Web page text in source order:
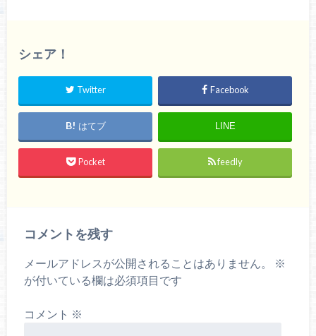
シェア！
Twitter Facebook
はてブ LINE
Pocket feedly
コメントを残す
メールアドレスが公開されることはありません。
※
が付いている欄は必須項目です
コメント ※